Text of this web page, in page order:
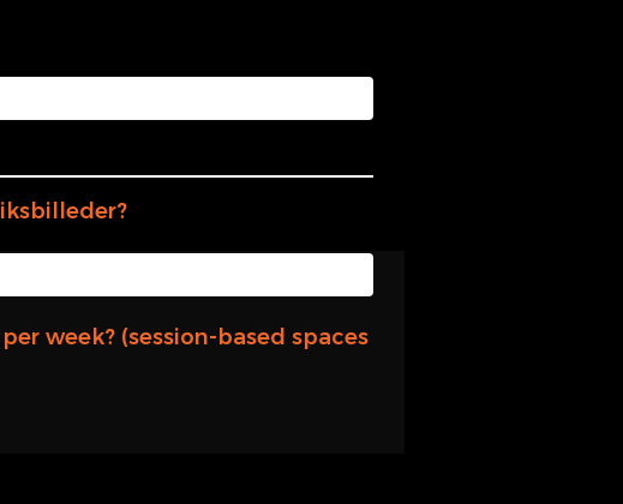
week? (session-based spaces